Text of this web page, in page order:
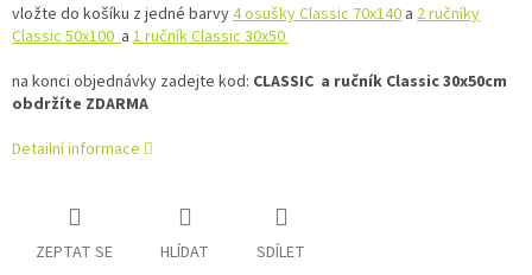
vložte do košíku z jedné barvy4 osušky Classic 70x140 a 2 ručníky
Classic 50x100 a 1 ručník Classic 30x50
na konci objednávky zadejte kod: CLASSIC a ručník Classic 30x50cm
obdržíte ZDARMA
Detailní informace
ZEPTAT SE HLÍDAT SDÍLET